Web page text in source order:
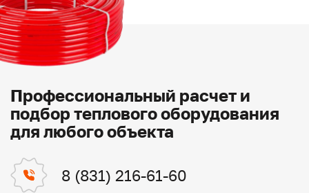
Профессиональный расчет и
подбор теплового оборудования
для любого объекта
8 (831) 216-61-60